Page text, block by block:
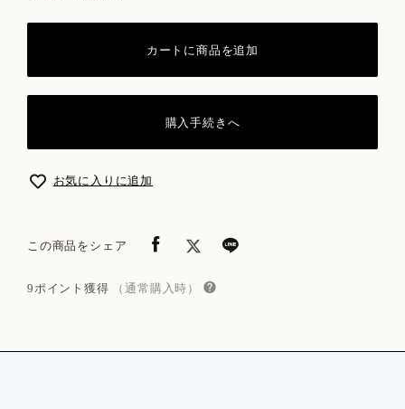
カートに商品を追加
購入手続きへ
お気に入りに追加
この商品をシェア
9ポイント獲得 （通常購入時）